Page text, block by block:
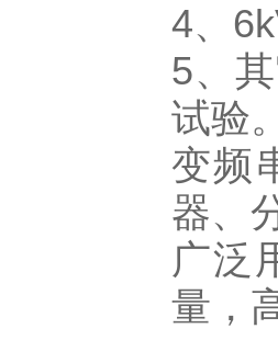
4、
5、
试验
变频
器、
广泛
量，